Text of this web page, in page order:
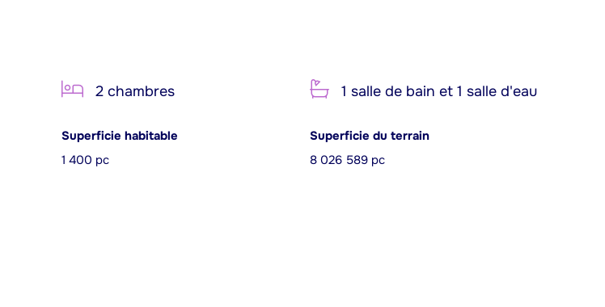
2 chambres 1 salle de bain et 1 salle d'eau
Superficie habitable
1 400 pc
Superficie du terrain
8 026 589 pc